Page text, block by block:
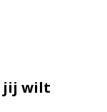
jij wilt